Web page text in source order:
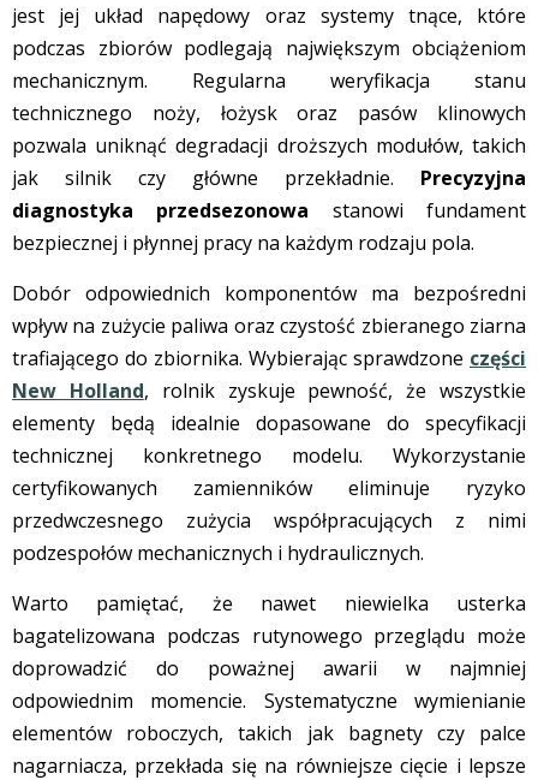
jest jej układ napędowy oraz systemy tnące, które
podczas zbiorów podlegają największym obciążeniom
mechanicznym. Regularna weryfikacja stanu
technicznego noży, łożysk oraz pasów klinowych
pozwala uniknąć degradacji droższych modułów, takich
jak silnik czy główne przekładnie. Precyzyjna
diagnostyka przedsezonowa stanowi fundament
bezpiecznej i płynnej pracy na każdym rodzaju pola.
Dobór odpowiednich komponentów ma bezpośredni
wpływ na zużycie paliwa oraz czystość zbieranego ziarna
trafiającego do zbiornika. Wybierając sprawdzone części
New Holland, rolnik zyskuje pewność, że wszystkie
elementy będą idealnie dopasowane do specyfikacji
technicznej konkretnego modelu. Wykorzystanie
certyfikowanych zamienników eliminuje ryzyko
przedwczesnego zużycia współpracujących z nimi
podzespołów mechanicznych i hydraulicznych.
Warto pamiętać, że nawet niewielka usterka
bagatelizowana podczas rutynowego przeglądu może
doprowadzić do poważnej awarii w najmniej
odpowiednim momencie. Systematyczne wymienianie
elementów roboczych, takich jak bagnety czy palce
nagarniacza, przekłada się na równiejsze cięcie i lepsze